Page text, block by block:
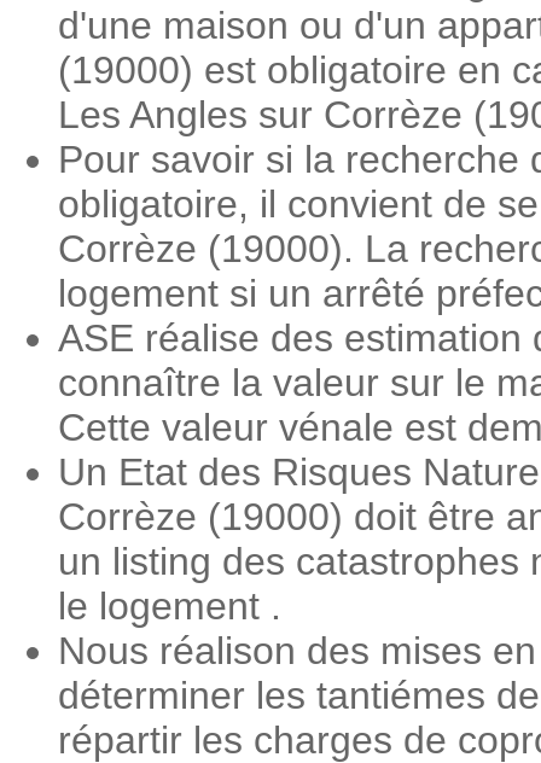
d'une maison ou d'un
(19000) est obligatoire en
Les Angles sur Corrèze
Pour savoir si la recherche
obligatoire, il convient de
Corrèze (19000). La
logement si un arrêté
ASE réalise des
connaître la valeur sur le
Cette valeur vénale est
Un Etat des Risques
Corrèze (19000) doit être
un listing des catastrophes
le logement .
Nous réalison des mises
déterminer les tantiémes
répartir les charges de